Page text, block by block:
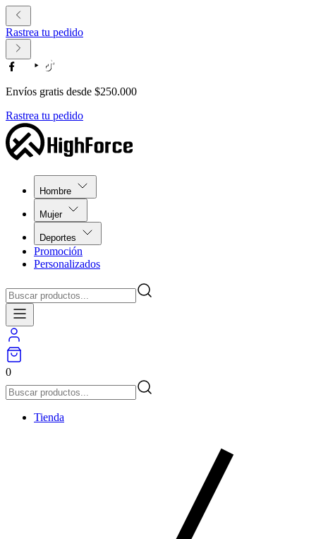
Rastrea tu pedido
Envíos gratis desde $250.000
Rastrea tu pedido
Hombre
Mujer
Deportes
Promoción
Personalizados
0
Tienda